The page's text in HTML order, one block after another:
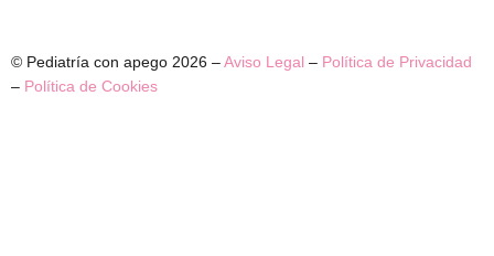
© Pediatría con apego 2026 – Aviso Legal – Política de Privacidad
– Política de Cookies